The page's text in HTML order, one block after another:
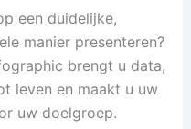
een duidelijke,
manier presenteren?
brengt u data,
leven en maakt u uw
uw doelgroep.